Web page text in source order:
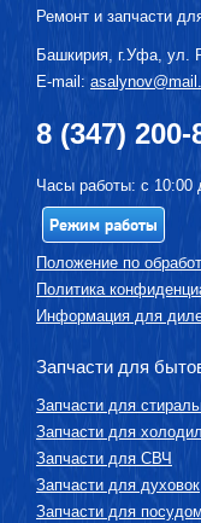
Ремонт и запчасти
Башкирия, г.Уфа, ул.
E-mail:
8 (347) 200-
Часы работы: с
Режим работы
Положение по
Политика
Информация для
Запчасти для
Запчасти для
Запчасти для
Запчасти для СВЧ
Запчасти для духовок
Запчасти для